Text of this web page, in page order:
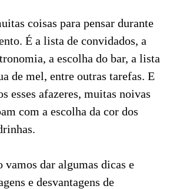
coisas para pensar durante
É a lista de convidados, a
a escolha do bar, a lista
de mel, entre outras tarefas. E
esses afazeres, muitas noivas
com a escolha da cor dos
vamos dar algumas dicas e
e desvantagens de